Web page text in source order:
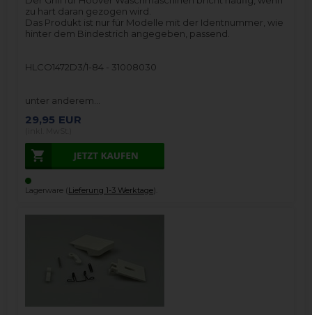
zu hart daran gezogen wird.
Das Produkt ist nur für Modelle mit der Identnummer, wie
hinter dem Bindestrich angegeben, passend.
HLCO1472D3/1-84 - 31008030
unter anderem…
29,95 EUR
Lagerware (Lieferung 1-3 Werktage).